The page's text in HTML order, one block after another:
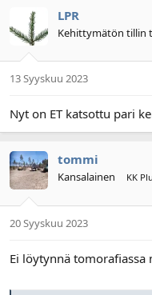
LPR
Kehittymätön tillin
13 Syyskuu 2023
Nyt on ET katsottu pari
tommi
Kansalainen KK
20 Syyskuu 2023
Ei löytynnä